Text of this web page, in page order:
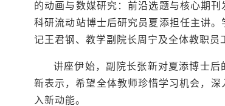
的动画与数媒研究：前沿选题与核心期
科研流动站博士后研究员夏添担任主讲
记王君钢、教学副院长周宁及全体教职员
讲座伊始，副院长张新对夏添博士
新表示，希望全体教师珍惜学习机会，
入新动能。